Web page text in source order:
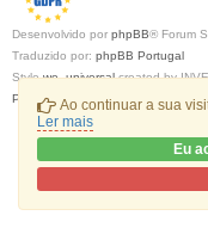
Ao continuar a sua
Ler mais
Eu
Desenvolvido por phpBB® Forum
Traduzido por: phpBB Portugal
Stylewe_universalcreated by
Privacidade
Termos